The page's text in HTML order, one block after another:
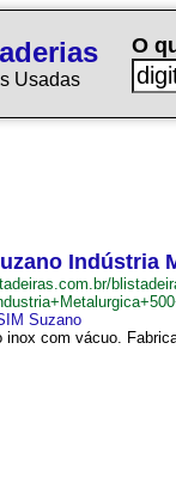
Usadas
O
Indústria
Suzano
inox com vácuo.